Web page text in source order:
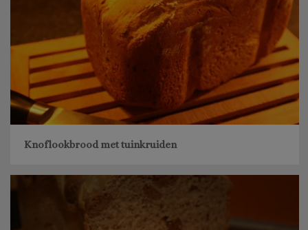
Knoflookbrood met tuinkruiden